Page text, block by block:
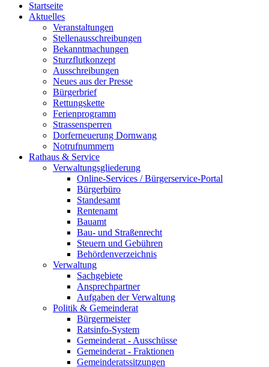
Startseite
Aktuelles
Veranstaltungen
Stellenausschreibungen
Bekanntmachungen
Sturzflutkonzept
Ausschreibungen
Neues aus der Presse
Bürgerbrief
Rettungskette
Ferienprogramm
Strassensperren
Dorferneuerung Dornwang
Notrufnummern
Rathaus & Service
Verwaltungsgliederung
Online-Services / Bürgerservice-Portal
Bürgerbüro
Standesamt
Rentenamt
Bauamt
Bau- und Straßenrecht
Steuern und Gebühren
Behördenverzeichnis
Verwaltung
Sachgebiete
Ansprechpartner
Aufgaben der Verwaltung
Politik & Gemeinderat
Bürgermeister
Ratsinfo-System
Gemeinderat - Ausschüsse
Gemeinderat - Fraktionen
Gemeinderatssitzungen